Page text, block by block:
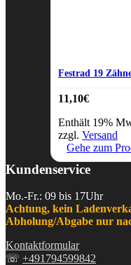
Festrad 19
11,10€
Enthält 19%
zzgl. Versand
Gehe zum
Kundenservice
Mo.-Fr.: 09 bis 17Uhr
Achtung, kein
Abholung/Abgabe nur
Kontaktformular
☏ +491794599842